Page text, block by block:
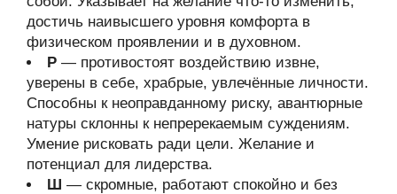
достичь наивысшего уровня комфорта в
физическом проявлении и в духовном.
Р — противостоят воздействию извне,
уверены в себе, храбрые, увлечённые личности.
Способны к неоправданному риску, авантюрные
натуры склонны к непререкаемым суждениям.
Умение рисковать ради цели. Желание и
потенциал для лидерства.
Ш — скромные, работают спокойно и без